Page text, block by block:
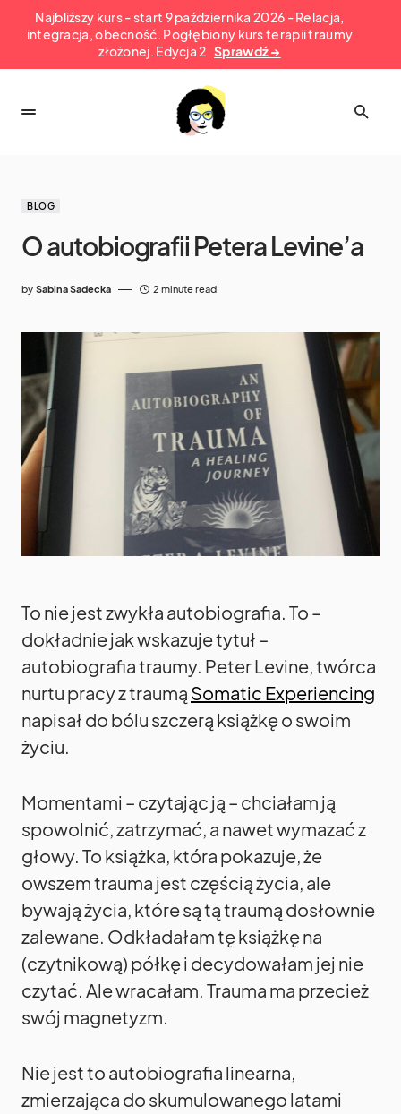
Najbliższy kurs - start 9 października 2026 - Relacja,
integracja, obecność. Pogłębiony kurs terapii traumy
złożonej. Edycja 2 Sprawdź →
BLOG
O autobiografii Petera Levine’a
by Sabina Sadecka 2 minute read
To nie jest zwykła autobiografia. To –
dokładnie jak wskazuje tytuł –
autobiografia traumy. Peter Levine, twórca
nurtu pracy z traumą Somatic Experiencing
napisał do bólu szczerą książkę o swoim
życiu.
Momentami – czytając ją – chciałam ją
spowolnić, zatrzymać, a nawet wymazać z
głowy. To książka, która pokazuje, że
owszem trauma jest częścią życia, ale
bywają życia, które są tą traumą dosłownie
zalewane. Odkładałam tę książkę na
(czytnikową) półkę i decydowałam jej nie
czytać. Ale wracałam. Trauma ma przecież
swój magnetyzm.
Nie jest to autobiografia linearna,
zmierzająca do skumulowanego latami